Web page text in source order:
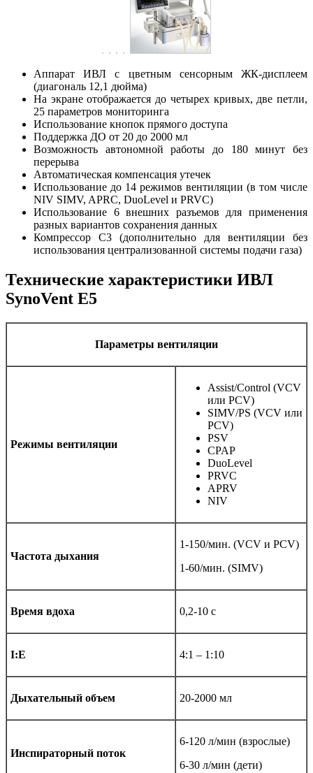
Аппарат ИВЛ с цветным сенсорным ЖК-дисплеем
(диагональ 12,1 дюйма)
На экране отображается до четырех кривых, две петли,
25 параметров мониторинга
Использование кнопок прямого доступа
Поддержка ДО от 20 до 2000 мл
Возможность автономной работы до 180 минут без
перерыва
Автоматическая компенсация утечек
Использование до 14 режимов вентиляции (в том числе
NIV SIMV, APRC, DuoLevel и PRVC)
Использование 6 внешних разъемов для применения
разных вариантов сохранения данных
Компрессор С3 (дополнительно для вентиляции без
использования централизованной системы подачи газа)
Технические характеристики ИВЛ
SynoVent E5
Параметры вентиляции
Режимы вентиляции
Assist/Control (VCV
или PCV)
SIMV/PS (VCV или
PCV)
PSV
CPAP
DuoLevel
PRVC
APRV
NIV
Частота дыхания
1-150/мин. (VCV и PCV)
1-60/мин. (SIMV)
Время вдоха 0,2-10 с
I:E 4:1 – 1:10
Дыхательный объем 20-2000 мл
Инспираторный поток
6-120 л/мин (взрослые)
6-30 л/мин (дети)